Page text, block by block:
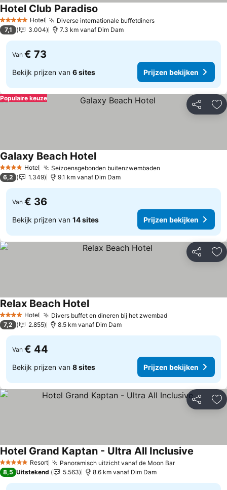
5 Sterren Hotel Diverse internationale buffetdinersPrijzen bekijken
Hotel Club Paradiso
7,1 3.004 7.3 km vanaf Dim Dam
Van € 73
Bekijk prijzen van 6 sites Prijzen bekijken
Delen
Populaire keuze
4 SterrenHotel Seizoensgebonden buitenzwembaden
Galaxy Beach HotelPrijzen bekijken
6,2 1.349 9.1 km vanaf Dim Dam
Van € 36
Bekijk prijzen van 14 sites Prijzen bekijken
Delen
4 SterrenHotel Divers buffet en dineren bij het zwembadPrijzen bekijken
Relax Beach HotelPrijzen bekijken
7,2 2.855 8.5 km vanaf Dim Dam
Van € 44
Bekijk prijzen van 8 sites Prijzen bekijken
Delen
5 Sterren Resort Panoramisch uitzicht vanaf de Moon BarPrijzen
Hotel Grand Kaptan - Ultra All Inclusive
8,5 Uitstekend 5.563 8.6 km vanaf Dim Dam